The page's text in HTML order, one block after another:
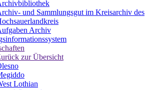
und Sammlungsgut im Kreisarchiv des
Archiv
zur Übersicht
Lothian